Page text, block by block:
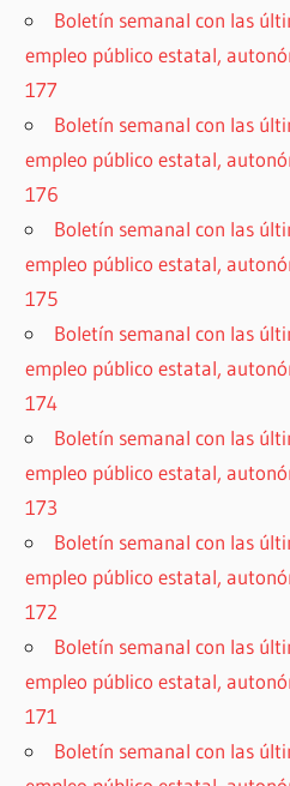
Boletín semanal con las
empleo público estatal,
177
Boletín semanal con las
empleo público estatal,
176
Boletín semanal con las
empleo público estatal,
175
Boletín semanal con las
empleo público estatal,
174
Boletín semanal con las
empleo público estatal,
173
Boletín semanal con las
empleo público estatal,
172
Boletín semanal con las
empleo público estatal,
171
Boletín semanal con las